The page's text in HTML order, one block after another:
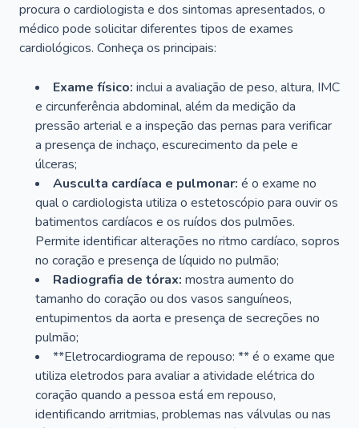
procura o cardiologista e dos sintomas apresentados, o
médico pode solicitar diferentes tipos de exames
cardiológicos. Conheça os principais:
Exame físico: inclui a avaliação de peso, altura, IMC
e circunferência abdominal, além da medição da
pressão arterial e a inspeção das pernas para verificar
a presença de inchaço, escurecimento da pele e
úlceras;
Ausculta cardíaca e pulmonar: é o exame no
qual o cardiologista utiliza o estetoscópio para ouvir os
batimentos cardíacos e os ruídos dos pulmões.
Permite identificar alterações no ritmo cardíaco, sopros
no coração e presença de líquido no pulmão;
Radiografia de tórax: mostra aumento do
tamanho do coração ou dos vasos sanguíneos,
entupimentos da aorta e presença de secreções no
pulmão;
**Eletrocardiograma de repouso: ** é o exame que
utiliza eletrodos para avaliar a atividade elétrica do
coração quando a pessoa está em repouso,
identificando arritmias, problemas nas válvulas ou nas